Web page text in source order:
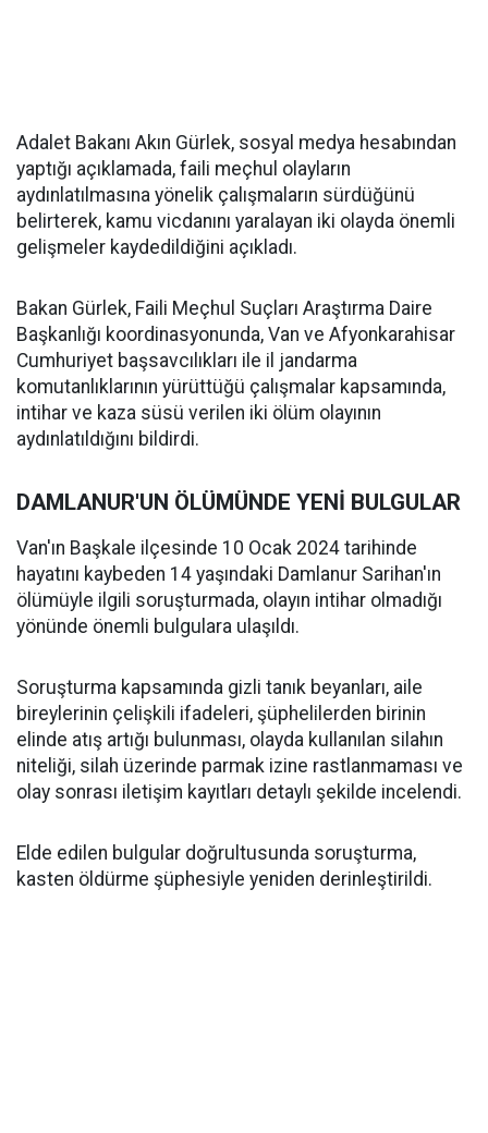
Adalet Bakanı Akın Gürlek, sosyal medya hesabından
yaptığı açıklamada, faili meçhul olayların
aydınlatılmasına yönelik çalışmaların sürdüğünü
belirterek, kamu vicdanını yaralayan iki olayda önemli
gelişmeler kaydedildiğini açıkladı.
Bakan Gürlek, Faili Meçhul Suçları Araştırma Daire
Başkanlığı koordinasyonunda, Van ve Afyonkarahisar
Cumhuriyet başsavcılıkları ile il jandarma
komutanlıklarının yürüttüğü çalışmalar kapsamında,
intihar ve kaza süsü verilen iki ölüm olayının
aydınlatıldığını bildirdi.
DAMLANUR'UN ÖLÜMÜNDE YENİ BULGULAR
Van'ın Başkale ilçesinde 10 Ocak 2024 tarihinde
hayatını kaybeden 14 yaşındaki Damlanur Sarihan'ın
ölümüyle ilgili soruşturmada, olayın intihar olmadığı
yönünde önemli bulgulara ulaşıldı.
Soruşturma kapsamında gizli tanık beyanları, aile
bireylerinin çelişkili ifadeleri, şüphelilerden birinin
elinde atış artığı bulunması, olayda kullanılan silahın
niteliği, silah üzerinde parmak izine rastlanmaması ve
olay sonrası iletişim kayıtları detaylı şekilde incelendi.
Elde edilen bulgular doğrultusunda soruşturma,
kasten öldürme şüphesiyle yeniden derinleştirildi.